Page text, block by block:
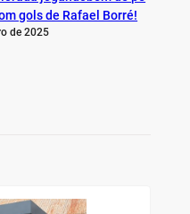
gols de Rafael Borré!
de 2025